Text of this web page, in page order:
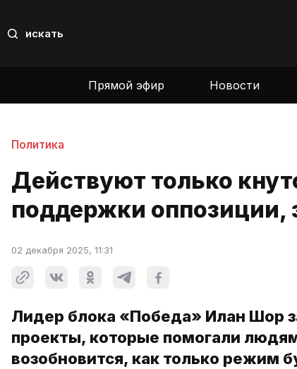
искать
Прямой эфир Новости
Политика
Действуют только
поддержки оппозиции,
02 декабря 2025, 11:31
Лидер блока «Победа» Илан Шор
проекты, которые помогали
возобновится, как только режим